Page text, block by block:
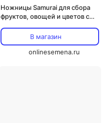
Ножницы Samurai для сбора
фруктов, овощей и цветов с
В магазин
onlinesemena.ru